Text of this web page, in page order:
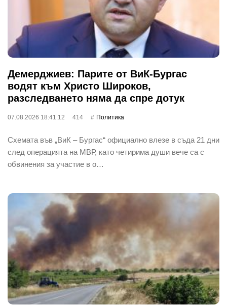
Демерджиев: Парите от ВиК-Бургас
водят към Христо Широков,
разследването няма да спре дотук
07.08.2026 18:41:12 414 Политика
Схемата във „ВиК – Бургас“ официално влезе в съда 21 дни
след операцията на МВР, като четирима души вече са с
обвинения за участие в о…